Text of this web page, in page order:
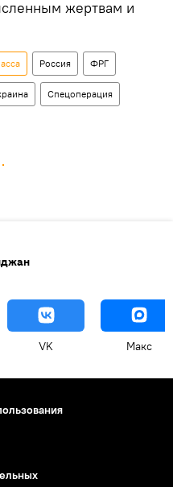
жертвам и
Россия ФРГ
Спецоперация
VK Макс